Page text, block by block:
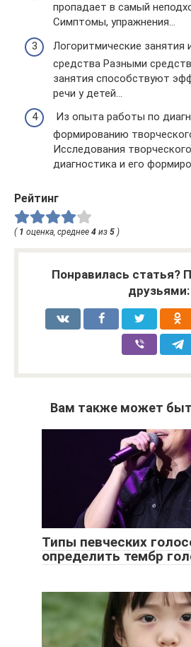
пропадает в самый
Симптомы, упражнения…
Логоритмические занятия
средства Разными
занятия способствуют
речи у детей…
Из опыта работы по
формированию
Исследования
диагностика и его
Рейтинг
( 1 оценка, среднее 4 из 5 )
Понравилась статья?
друзьями:
Вам также может
Типы певческих
определить тембр